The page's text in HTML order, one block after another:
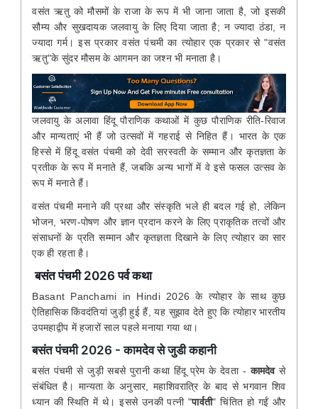
वसंत ऋतु को मौसमों के राजा के रूप में भी जाना जाता है, जो इसकी
सौम्य और सुखदायक जलवायु के लिए दिया जाता है; न ज्यादा ठंडा, न
ज्यादा गर्म। इस प्रकार वसंत पंचमी का त्योहार एक प्रकार से "वसंत
ऋतु"के सुंदर मौसम के आगमन का जश्न भी मनाता है।
जलवायु के अलावा हिंदू पौराणिक कथाओं में कुछ पौराणिक रीति-रिवाज
और मान्यताएं भी हैं जो उत्सवों में गहराई से निहित हैं। भारत के एक
हिस्से में हिंदू वसंत पंचमी को देवी सरस्वती के सम्मान और कृतज्ञता के
प्रतीक के रूप में मनाते हैं, जबकि अन्य भागों में वे इसे फसल उत्सव के
रूप में मनाते हैं।
वसंत पंचमी मनाने की प्रथा और संस्कृति भले ही बदल गई हो, लेकिन
भोजन, भरण-पोषण और ज्ञान प्रदान करने के लिए प्राकृतिक तत्वों और
संसाधनों के प्रति सम्मान और कृतज्ञता दिखाने के लिए त्योहार का सार
एक ही रहता है।
बसंत पंचमी 2026 पर्व कथा
Basant Panchami in Hindi 2026 के त्योहार के साथ कुछ
ऐतिहासिक किंवदंतियां जुड़ी हुई हैं, यह सुझाव देते हुए कि त्योहार भारतीय
उपमहाद्वीप में हजारों साल पहले मनाया गया था।
बसंत पंचमी 2026 - कामदेव से जुडी कहानी
बसंत पंचमी से जुड़ी सबसे पुरानी कथा हिंदू प्रेम के देवता -कामदेवसे
संबंधित है। मान्यता के अनुसार, महाशिवरात्रि के बाद से भगवान शिव
ध्यान की स्थिति में थे। इससे उनकी पत्नी "पार्वती" चिंतित हो गईं और